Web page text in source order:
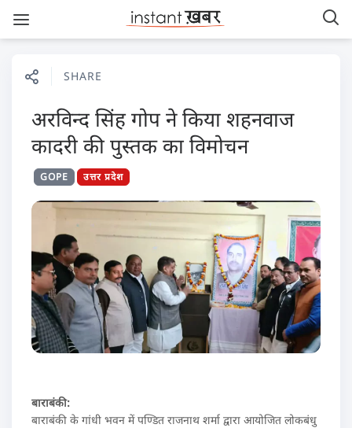
SHARE
अरविन्द सिंह गोप ने किया शहनवाज
कादरी की पुस्तक का विमोचन
GOPE उत्तर प्रदेश
बाराबंकी:
बाराबंकी के गांधी भवन में पण्डित राजनाथ शर्मा द्वारा आयोजित लोकबंधु